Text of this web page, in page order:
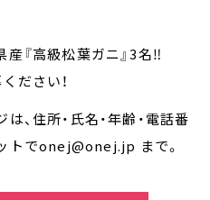
『高級松葉ガニ』3名‼
ださい！
、住所・氏名・年齢・電話番
トでonej@onej.jp まで。